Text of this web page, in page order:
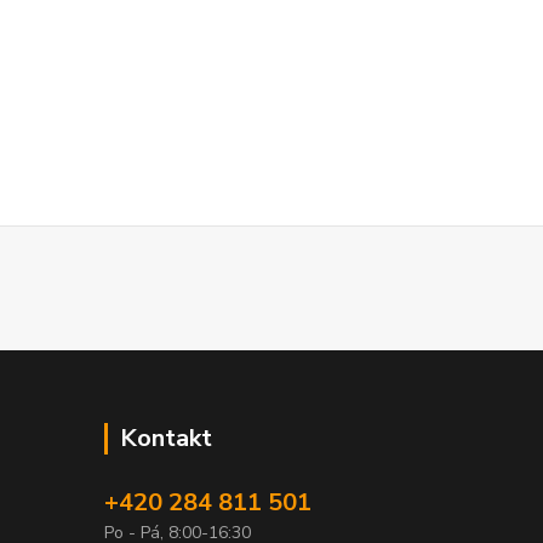
Kontakt
+420 284 811 501
Po - Pá, 8:00-16:30